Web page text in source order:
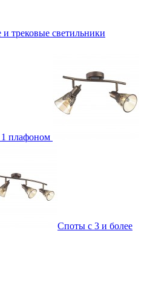
трековые светильники
плафоном
Споты с 3 и более